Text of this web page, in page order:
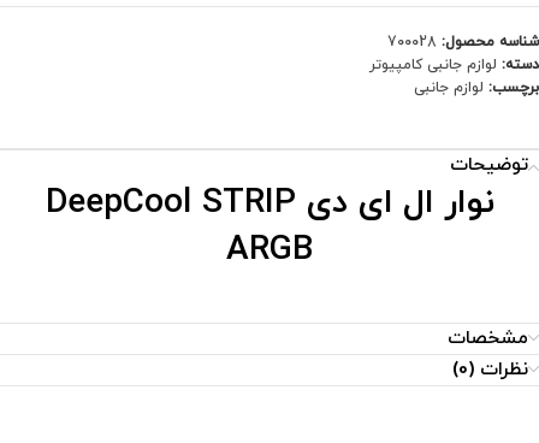
شناسه محصول: 700028
دسته: لوازم جانبی کامپیوتر
برچسب: لوازم جانبی
توضیحات
نوار ال ای دی DeepCool STRIP
ARGB
مشخصات
نظرات (0)